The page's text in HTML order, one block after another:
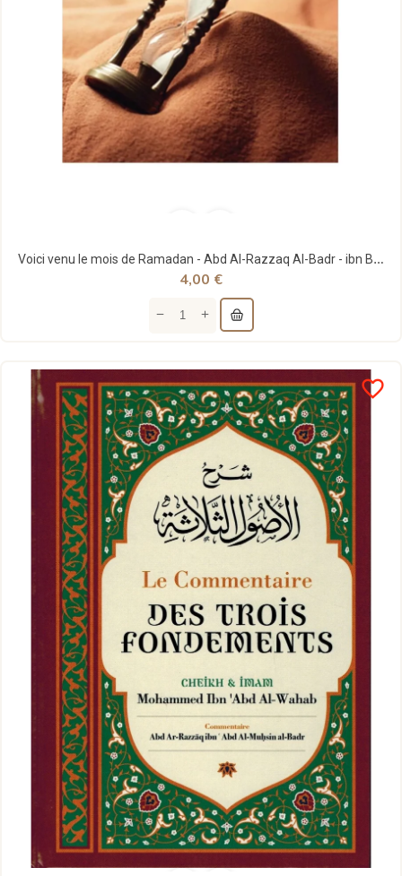
Voici venu le mois de Ramadan - Abd Al-Razzaq Al-Badr - ibn Badis
4,00 €
favorite_border